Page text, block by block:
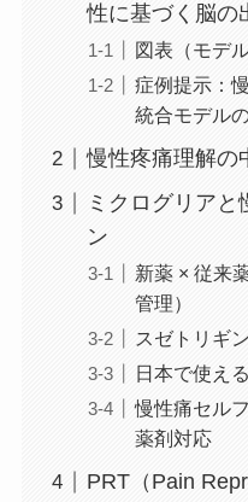
性に基づく脳の
図表（モデル
症例提示：
統合モデル
慢性疼痛理解の
ミクログリア
ン
新薬 × 従来
管理）
スゼトリギ
日本で使え
慢性痛セル
薬剤対応
PRT（Pain